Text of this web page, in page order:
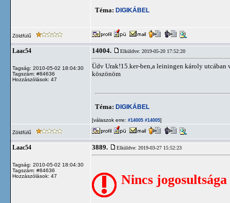
Téma: DIGIKÁBEL
Zöldfülű
Laac54
Tagság: 2010-05-02 18:04:30
Tagszám: #84636
Hozzászólások: 47
14004. Elküldve: 2019-05-20 17:52:20
Üdv Urak!15.ker-ben,a leiningen károly utcában
köszönöm
Téma: DIGIKÁBEL
[válaszok erre: #14005 #14005]
Zöldfülű
Laac54
Tagság: 2010-05-02 18:04:30
Tagszám: #84636
Hozzászólások: 47
3889. Elküldve: 2019-03-27 15:52:23
Nincs